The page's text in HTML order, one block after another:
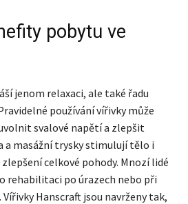
pobytu ve
jenom relaxaci, ale také řadu
používání vířivky může
svalové napětí a zlepšit
a masážní trysky stimulují tělo i
celkové pohody. Mnozí lidé
rehabilitaci po úrazech nebo při
Hanscraft jsou navrženy tak,